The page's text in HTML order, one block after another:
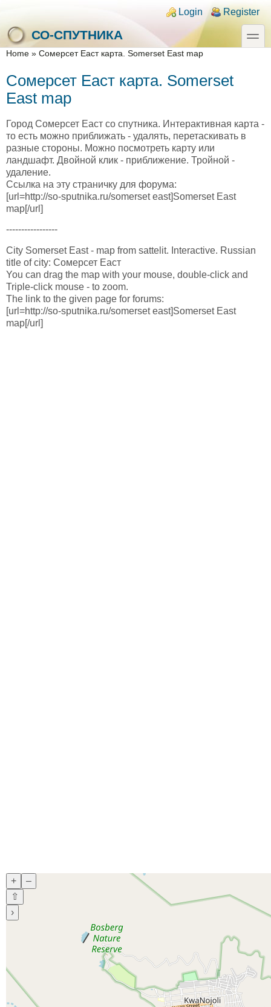
Login links
Login Register
СО-СПУТНИКА
toggle
You are here
Home » Сомерсет Еаст карта. Somerset East map
Сомерсет Еаст карта. Somerset
East map
Город Сомерсет Еаст со спутника. Интерактивная карта -
то есть можно приближать - удалять, перетаскивать в
разные стороны. Можно посмотреть карту или
ландшафт. Двойной клик - приближение. Тройной -
удаление.
Ссылка на эту страничку для форума:
[url=http://so-sputnika.ru/somerset east]Somerset East
map[/url]
-----------------
City Somerset East - map from sattelit. Interactive. Russian
title of city: Сомерсет Еаст
You can drag the map with your mouse, double-click and
Triple-click mouse - to zoom.
The link to the given page for forums:
[url=http://so-sputnika.ru/somerset east]Somerset East
map[/url]
+
–
⇧
›